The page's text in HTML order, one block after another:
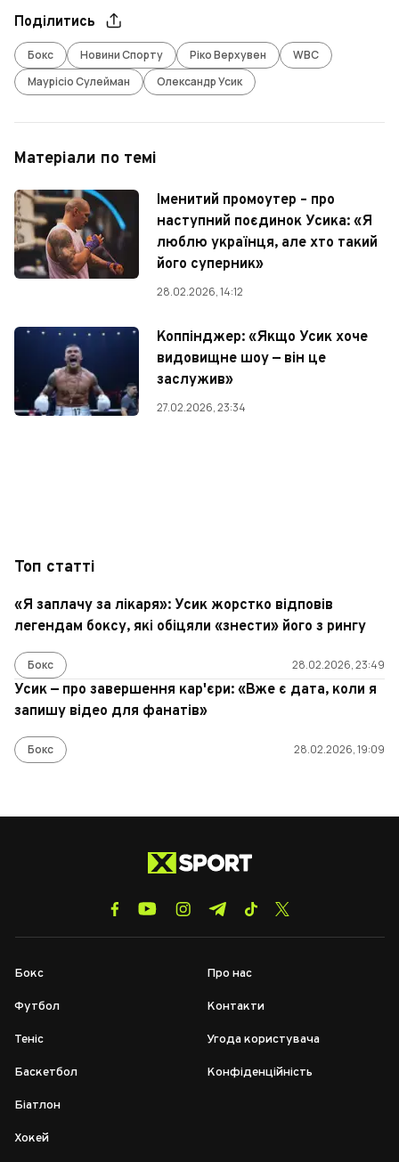
Поділитись
Бокс Новини Спорту Ріко Верхувен
WBC
Маурісіо Сулейман
Олександр Усик
Матеріали по темі
Іменитий промоутер – про
наступний поєдинок Усика: «Я
люблю українця, але хто такий
його суперник»
28.02.2026, 14:12
Коппінджер: «Якщо Усик хоче
видовищне шоу — він це
заслужив»
27.02.2026, 23:34
Топ статті
«Я заплачу за лікаря»: Усик жорстко відповів
легендам боксу, які обіцяли «знести» його з рингу
Бокс 28.02.2026, 23:49
Усик — про завершення кар'єри: «Вже є дата, коли я
запишу відео для фанатів»
Бокс 28.02.2026, 19:09
Бокс
Футбол
Теніс
Баскетбол
Біатлон
Хокей
Про нас
Контакти
Угода користувача
Конфіденційність